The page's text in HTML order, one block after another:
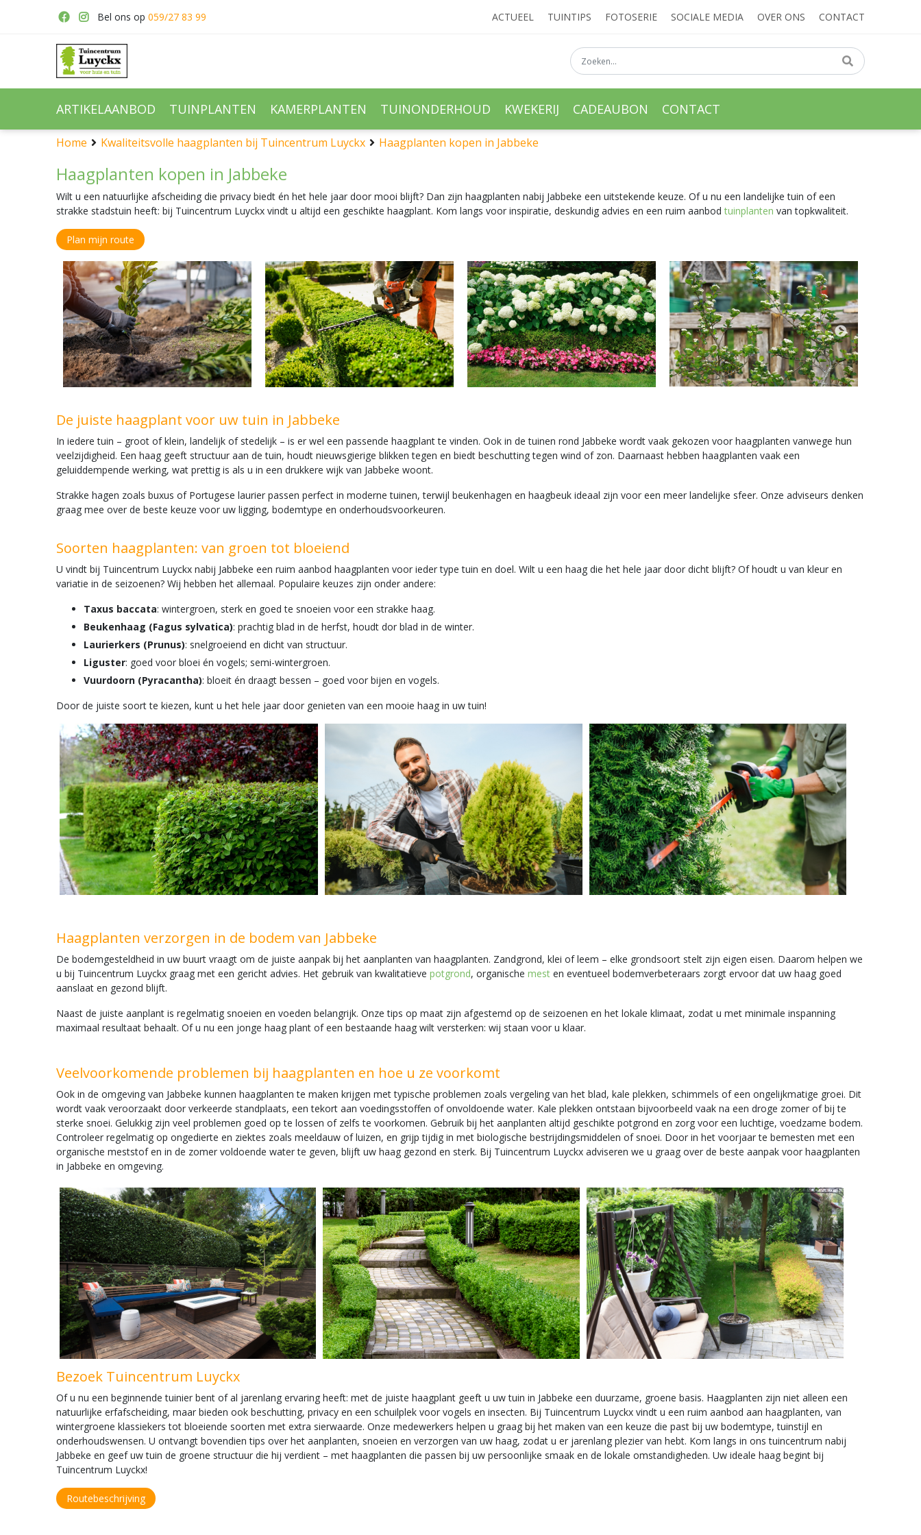
Home Kwaliteitsvolle haagplanten bij Tuincentrum Luyckx Haagplanten kopen in Jabbeke
Bel ons op 059/27 83 99 ACTUEEL TUINTIPS FOTOSERIE SOCIALE MEDIA OVER ONS CONTACT
ARTIKELAANBOD TUINPLANTEN KAMERPLANTEN TUINONDERHOUD KWEKERIJ CADEAUBON CONTACT
Haagplanten kopen in Jabbeke
Wilt u een natuurlijke afscheiding die privacy biedt én het hele jaar door mooi blijft? Dan zijn haagplanten nabij Jabbeke een uitstekende keuze. Of u nu een landelijke tuin of een
strakke stadstuin heeft: bij Tuincentrum Luyckx vindt u altijd een geschikte haagplant. Kom langs voor inspiratie, deskundig advies en een ruim aanbodtuinplanten van topkwaliteit.
Plan mijn route
De juiste haagplant voor uw tuin in Jabbeke
In iedere tuin – groot of klein, landelijk of stedelijk – is er wel een passende haagplant te vinden. Ook in de tuinen rond Jabbeke wordt vaak gekozen voor haagplanten vanwege hun
veelzijdigheid. Een haag geeft structuur aan de tuin, houdt nieuwsgierige blikken tegen en biedt beschutting tegen wind of zon. Daarnaast hebben haagplanten vaak een
geluiddempende werking, wat prettig is als u in een drukkere wijk van Jabbeke woont.
Strakke hagen zoals buxus of Portugese laurier passen perfect in moderne tuinen, terwijl beukenhagen en haagbeuk ideaal zijn voor een meer landelijke sfeer. Onze adviseurs denken
graag mee over de beste keuze voor uw ligging, bodemtype en onderhoudsvoorkeuren.
Soorten haagplanten: van groen tot bloeiend
U vindt bij Tuincentrum Luyckx nabij Jabbeke een ruim aanbod haagplanten voor ieder type tuin en doel. Wilt u een haag die het hele jaar door dicht blijft? Of houdt u van kleur en
variatie in de seizoenen? Wij hebben het allemaal. Populaire keuzes zijn onder andere:
Taxus baccata: wintergroen, sterk en goed te snoeien voor een strakke haag.
Beukenhaag (Fagus sylvatica): prachtig blad in de herfst, houdt dor blad in de winter.
Laurierkers (Prunus): snelgroeiend en dicht van structuur.
Liguster: goed voor bloei én vogels; semi-wintergroen.
Vuurdoorn (Pyracantha): bloeit én draagt bessen – goed voor bijen en vogels.
Door de juiste soort te kiezen, kunt u het hele jaar door genieten van een mooie haag in uw tuin!
Haagplanten verzorgen in de bodem van Jabbeke
De bodemgesteldheid in uw buurt vraagt om de juiste aanpak bij het aanplanten van haagplanten. Zandgrond, klei of leem – elke grondsoort stelt zijn eigen eisen. Daarom helpen we
u bij Tuincentrum Luyckx graag met een gericht advies. Het gebruik van kwalitatieve potgrond, organische mest en eventueel bodemverbeteraars zorgt ervoor dat uw haag goed
aanslaat en gezond blijft.
Naast de juiste aanplant is regelmatig snoeien en voeden belangrijk. Onze tips op maat zijn afgestemd op de seizoenen en het lokale klimaat, zodat u met minimale inspanning
maximaal resultaat behaalt. Of u nu een jonge haag plant of een bestaande haag wilt versterken: wij staan voor u klaar.
Veelvoorkomende problemen bij haagplanten en hoe u ze voorkomt
Ook in de omgeving van Jabbeke kunnen haagplanten te maken krijgen met typische problemen zoals vergeling van het blad, kale plekken, schimmels of een ongelijkmatige groei. Dit
wordt vaak veroorzaakt door verkeerde standplaats, een tekort aan voedingsstoffen of onvoldoende water. Kale plekken ontstaan bijvoorbeeld vaak na een droge zomer of bij te
sterke snoei. Gelukkig zijn veel problemen goed op te lossen of zelfs te voorkomen. Gebruik bij het aanplanten altijd geschikte potgrond en zorg voor een luchtige, voedzame bodem.
Controleer regelmatig op ongedierte en ziektes zoals meeldauw of luizen, en grijp tijdig in met biologische bestrijdingsmiddelen of snoei. Door in het voorjaar te bemesten met een
organische meststof en in de zomer voldoende water te geven, blijft uw haag gezond en sterk. Bij Tuincentrum Luyckx adviseren we u graag over de beste aanpak voor haagplanten
in Jabbeke en omgeving.
Bezoek Tuincentrum Luyckx
Of u nu een beginnende tuinier bent of al jarenlang ervaring heeft: met de juiste haagplant geeft u uw tuin in Jabbeke een duurzame, groene basis. Haagplanten zijn niet alleen een
natuurlijke erfafscheiding, maar bieden ook beschutting, privacy en een schuilplek voor vogels en insecten. Bij Tuincentrum Luyckx vindt u een ruim aanbod aan haagplanten, van
wintergroene klassiekers tot bloeiende soorten met extra sierwaarde. Onze medewerkers helpen u graag bij het maken van een keuze die past bij uw bodemtype, tuinstijl en
onderhoudswensen. U ontvangt bovendien tips over het aanplanten, snoeien en verzorgen van uw haag, zodat u er jarenlang plezier van hebt. Kom langs in ons tuincentrum nabij
Jabbeke en geef uw tuin de groene structuur die hij verdient – met haagplanten die passen bij uw persoonlijke smaak en de lokale omstandigheden. Uw ideale haag begint bij
Tuincentrum Luyckx!
Routebeschrijving